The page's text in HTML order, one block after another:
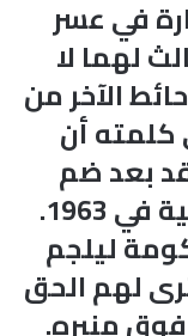
في عسر
لهما لا
الآخر من
كلمته أن
بعد ضم
جامعة الخرطوم لوزارة التربية في 1963.
ليلجم
لهم الحق
منبره.